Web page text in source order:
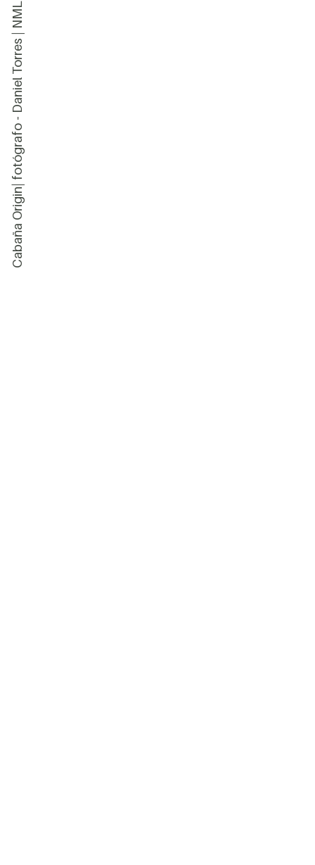
Cabaña Origin| fotógrafo - Daniel Torres | NML